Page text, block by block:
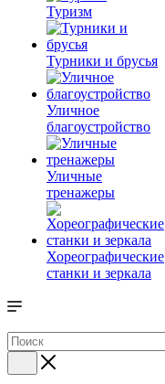
Туризм
Турники и брусья
Уличное
благоустройство
Уличные
тренажеры
Хореографические
станки и зеркала